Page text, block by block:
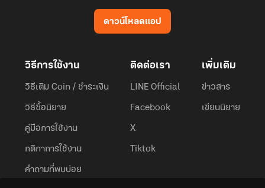
ดาวน์โหลดแอป
วิธีการใช้งาน
วิธีเติม Coin / ชำระเงิน
วิธีซื้อนิยาย
คู่มือการใช้งาน
กติกาการใช้งาน
คำถามที่พบบ่อย
ติดต่อเรา
LINE Official
Facebook
X
Tiktok
เพิ่มเติม
ข่าวสาร
เขียนนิยาย